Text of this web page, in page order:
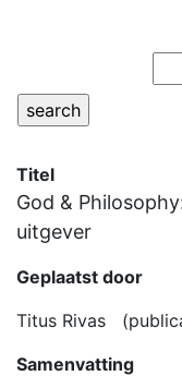
Titel
God &
uitgever
Geplaatst door
Titus Rivas
Samenvatting